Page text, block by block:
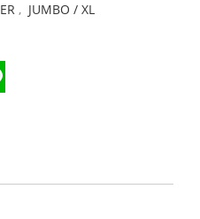
, JUMBO / XL